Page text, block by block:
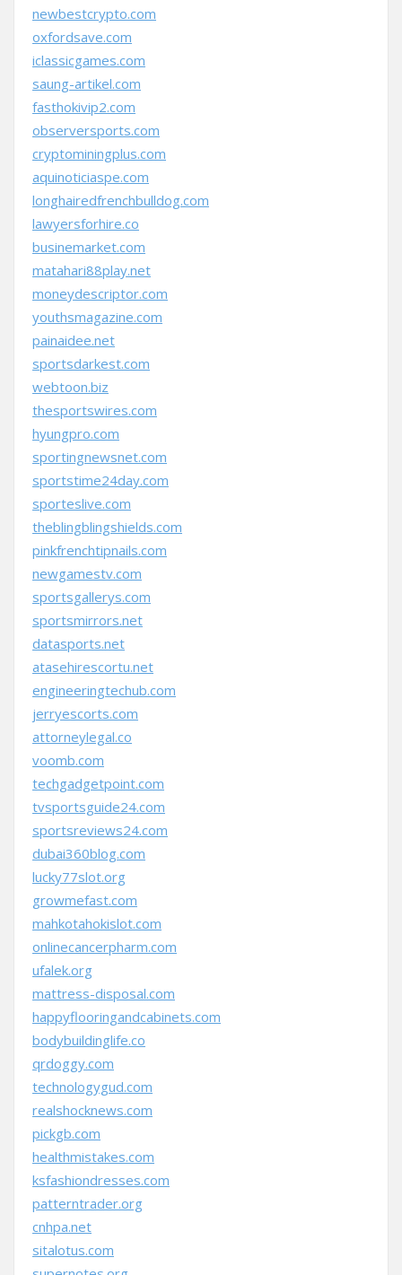
newbestcrypto.com
oxfordsave.com
iclassicgames.com
saung-artikel.com
fasthokivip2.com
observersports.com
cryptominingplus.com
aquinoticiaspe.com
longhairedfrenchbulldog.com
lawyersforhire.co
businemarket.com
matahari88play.net
moneydescriptor.com
youthsmagazine.com
painaidee.net
sportsdarkest.com
webtoon.biz
thesportswires.com
hyungpro.com
sportingnewsnet.com
sportstime24day.com
sporteslive.com
theblingblingshields.com
pinkfrenchtipnails.com
newgamestv.com
sportsgallerys.com
sportsmirrors.net
datasports.net
atasehirescortu.net
engineeringtechub.com
jerryescorts.com
attorneylegal.co
voomb.com
techgadgetpoint.com
tvsportsguide24.com
sportsreviews24.com
dubai360blog.com
lucky77slot.org
growmefast.com
mahkotahokislot.com
onlinecancerpharm.com
ufalek.org
mattress-disposal.com
happyflooringandcabinets.com
bodybuildinglife.co
qrdoggy.com
technologygud.com
realshocknews.com
pickgb.com
healthmistakes.com
ksfashiondresses.com
patterntrader.org
cnhpa.net
sitalotus.com